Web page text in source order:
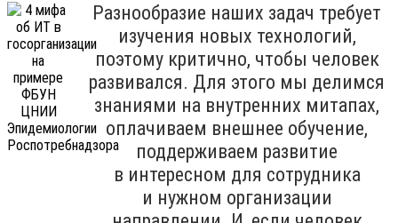
Разнообразие наших задач требует
изучения новых технологий,
поэтому критично, чтобы человек
развивался. Для этого мы делимся
знаниями на внутренних митапах,
оплачиваем внешнее обучение,
поддерживаем развитие
в интересном для сотрудника
и нужном организации